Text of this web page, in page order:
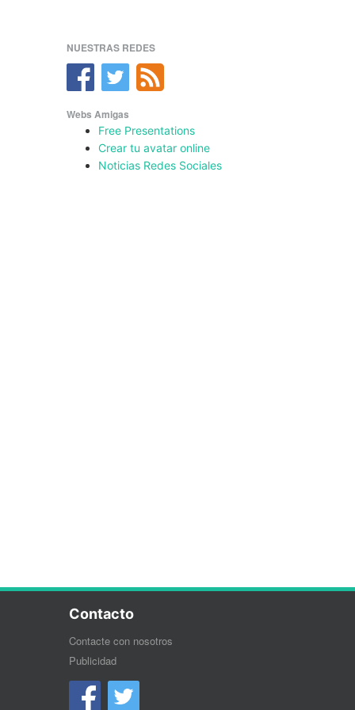
NUESTRAS REDES
Webs Amigas
Free Presentations
Crear tu avatar online
Noticias Redes Sociales
Contacto
Contacte con nosotros
Publicidad